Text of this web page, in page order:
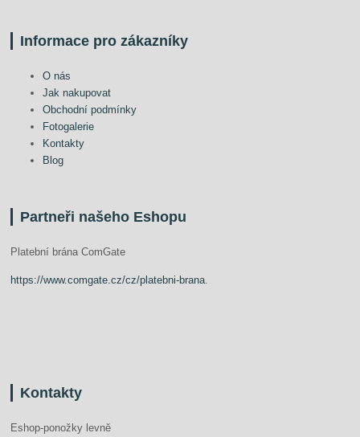
Informace pro zákazníky
O nás
Jak nakupovat
Obchodní podmínky
Fotogalerie
Kontakty
Blog
Partneři našeho Eshopu
Platební brána ComGate
https://www.comgate.cz/cz/platebni-brana
Kontakty
Eshop-ponožky levně